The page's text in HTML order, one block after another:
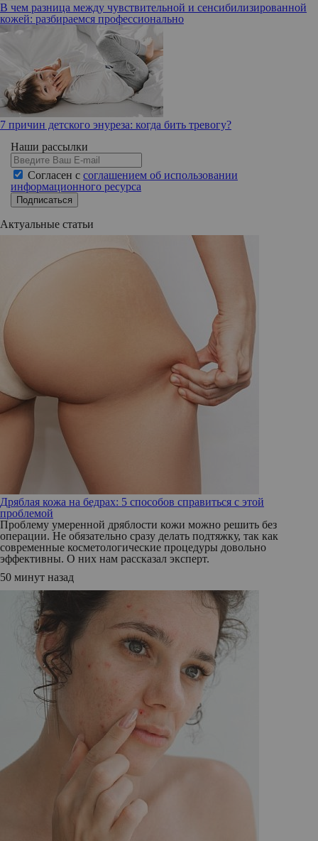
В чем разница между чувствительной и сенсибилизированной
кожей: разбираемся профессионально
7 причин детского энуреза: когда бить тревогу?
Наши рассылки
Согласен с соглашением об использовании
информационного ресурса
Подписаться
Актуальные статьи
Дряблая кожа на бедрах: 5 способов справиться с этой
проблемой
Проблему умеренной дряблости кожи можно решить без
операции. Не обязательно сразу делать подтяжку, так как
современные косметологические процедуры довольно
эффективны. О них нам рассказал эксперт.
50 минут назад